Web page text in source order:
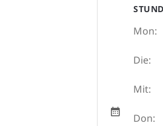
Mon:
Die:
Mit:
Don: